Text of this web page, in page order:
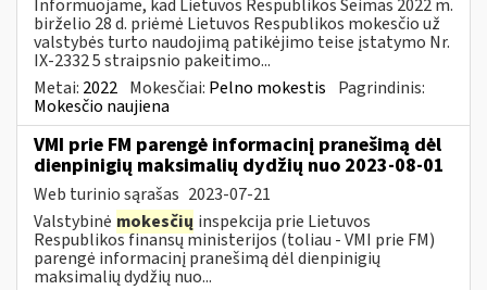
Informuojame, kad Lietuvos Respublikos Seimas 2022 m.
birželio 28 d. priėmė Lietuvos Respublikos mokesčio už
valstybės turto naudojimą patikėjimo teise įstatymo Nr.
IX-2332 5 straipsnio pakeitimo...
Metai: 2022 Mokesčiai: Pelno mokestis Pagrindinis:
Mokesčio naujiena
VMI prie FM parengė informacinį pranešimą dėl
dienpinigių maksimalių dydžių nuo 2023-08-01
Web turinio sąrašas 2023-07-21
Valstybinė mokesčių inspekcija prie Lietuvos
Respublikos finansų ministerijos (toliau - VMI prie FM)
parengė informacinį pranešimą dėl dienpinigių
maksimalių dydžių nuo...